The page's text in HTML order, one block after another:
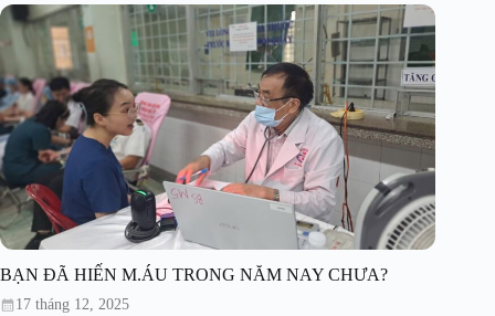
BẠN ĐÃ HIẾN M.ÁU TRONG NĂM NAY CHƯA?
17 tháng 12, 2025